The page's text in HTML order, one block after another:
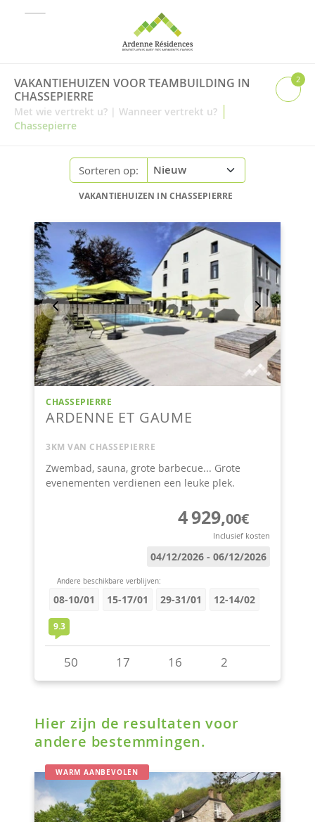
VAKANTIEHUIZEN VOOR TEAMBUILDING IN
CHASSEPIERRE
Met wie vertrekt u? | Wanneer vertrekt u? |
Chassepierre
2
Sorteren op:
VAKANTIEHUIZEN IN CHASSEPIERRE
Hier zijn de resultaten voor
andere bestemmingen.